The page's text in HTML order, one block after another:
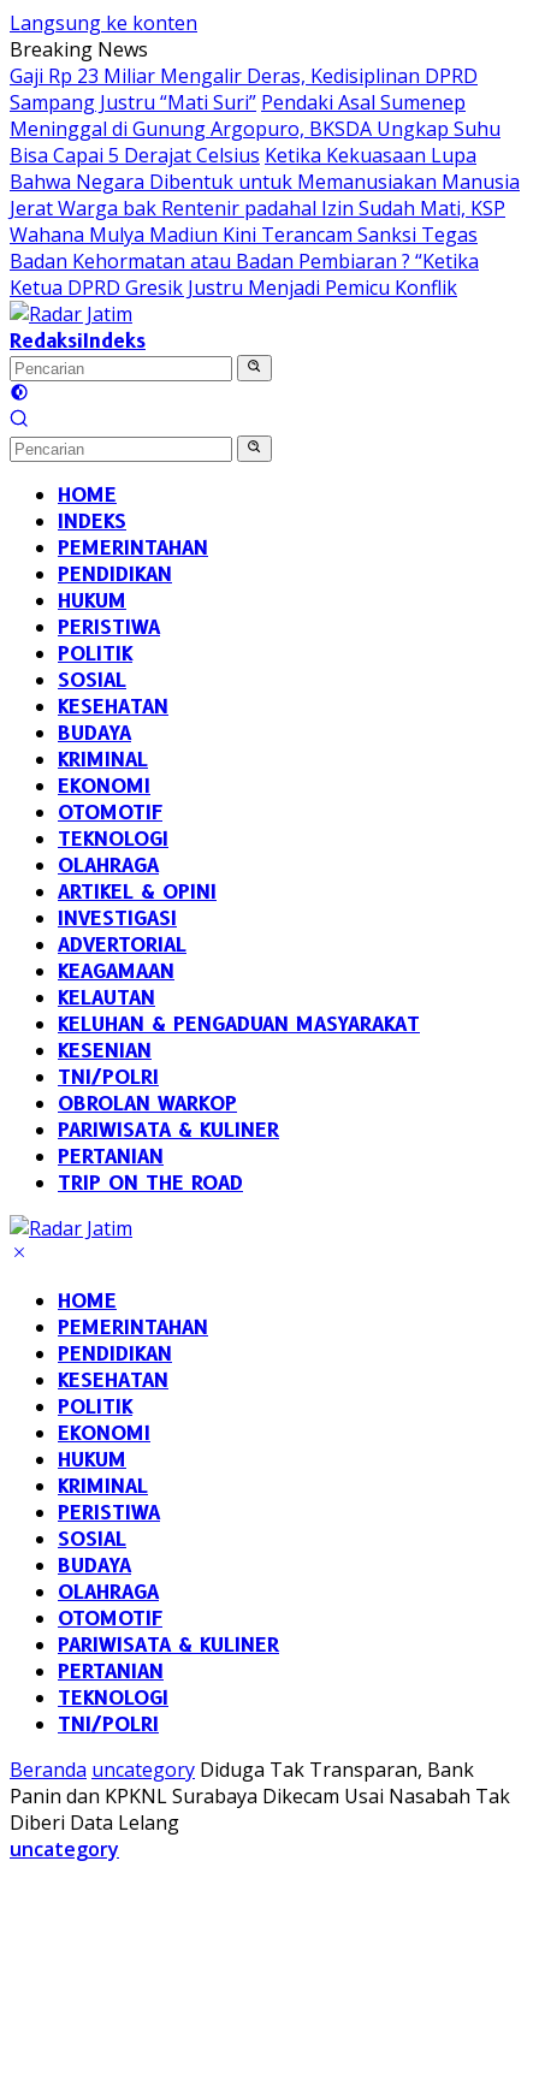
Langsung ke konten
Breaking News
Gaji Rp 23 Miliar Mengalir Deras, Kedisiplinan DPRD
Sampang Justru “Mati Suri” Pendaki Asal Sumenep
Meninggal di Gunung Argopuro, BKSDA Ungkap Suhu
Bisa Capai 5 Derajat Celsius Ketika Kekuasaan Lupa
Bahwa Negara Dibentuk untuk Memanusiakan Manusia
Jerat Warga bak Rentenir padahal Izin Sudah Mati, KSP
Wahana Mulya Madiun Kini Terancam Sanksi Tegas
Badan Kehormatan atau Badan Pembiaran ? “Ketika
Ketua DPRD Gresik Justru Menjadi Pemicu Konflik
RedaksiIndeks
HOME
INDEKS
PEMERINTAHAN
PENDIDIKAN
HUKUM
PERISTIWA
POLITIK
SOSIAL
KESEHATAN
BUDAYA
KRIMINAL
EKONOMI
OTOMOTIF
TEKNOLOGI
OLAHRAGA
ARTIKEL & OPINI
INVESTIGASI
ADVERTORIAL
KEAGAMAAN
KELAUTAN
KELUHAN & PENGADUAN MASYARAKAT
KESENIAN
TNI/POLRI
OBROLAN WARKOP
PARIWISATA & KULINER
PERTANIAN
TRIP ON THE ROAD
HOME
PEMERINTAHAN
PENDIDIKAN
KESEHATAN
POLITIK
EKONOMI
HUKUM
KRIMINAL
PERISTIWA
SOSIAL
BUDAYA
OLAHRAGA
OTOMOTIF
PARIWISATA & KULINER
PERTANIAN
TEKNOLOGI
TNI/POLRI
Beranda uncategory Diduga Tak Transparan, Bank
Panin dan KPKNL Surabaya Dikecam Usai Nasabah Tak
Diberi Data Lelang
uncategory